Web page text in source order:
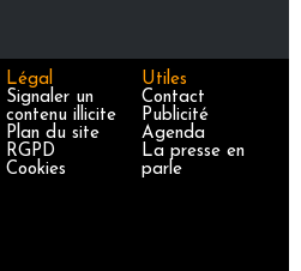
Légal
Signaler un
contenu illicite
Plan du site
RGPD
Cookies
Utiles
Contact
Publicité
Agenda
La presse en
parle